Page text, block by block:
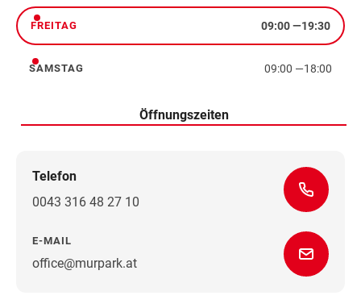
Freitag
FREITAG 09:00—19:30
Samstag
SAMSTAG 09:00 —18:00
Öffnungszeiten
Telefon
0043 316 48 27 10
E-MAIL
office@murpark.at